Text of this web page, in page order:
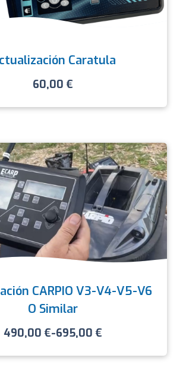
Caratula
60,00€
CARPIO V3-V4-V5-V6
O Similar
490,00€-695,00€